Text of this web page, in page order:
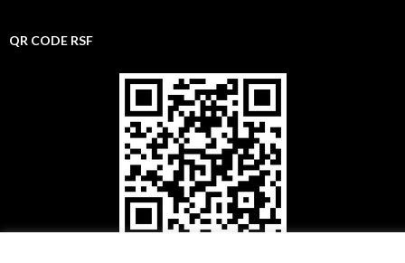
QR CODE RSF